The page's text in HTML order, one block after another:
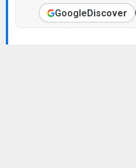
GoogleDiscover